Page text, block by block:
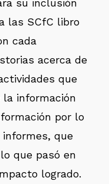
las SCfC libro
cada
acerca de
que
la información
por lo
que
que pasó en
logrado.